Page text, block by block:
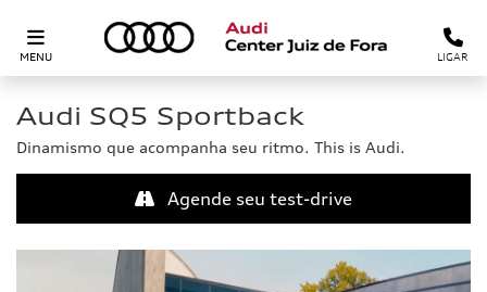
MENU LIGAR
Audi SQ5 Sportback
Dinamismo que acompanha seu ritmo. This is Audi.
Agende seu test-drive